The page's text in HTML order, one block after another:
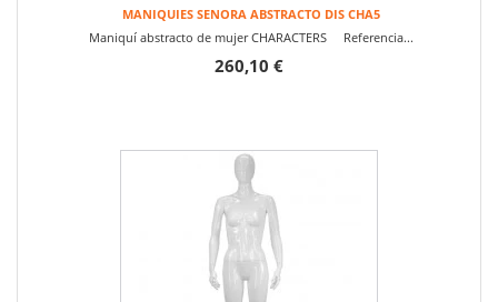
MANIQUIES SENORA ABSTRACTO DIS CHA5
Maniquí abstracto de mujer CHARACTERS Referencia...
260,10 €